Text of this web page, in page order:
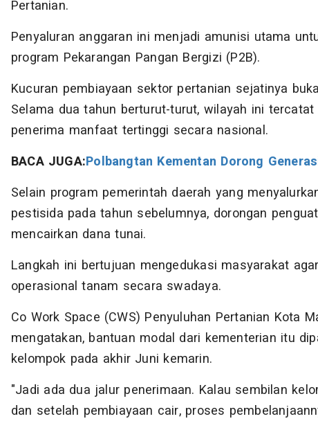
Pertanian.
Penyaluran anggaran ini menjadi amunisi utama
program Pekarangan Pangan Bergizi (P2B).
Kucuran pembiayaan sektor pertanian sejatinya
Selama dua tahun berturut-turut, wilayah ini
penerima manfaat tertinggi secara nasional.
BACA JUGA:Polbangtan Kementan Dorong
Selain program pemerintah daerah yang
pestisida pada tahun sebelumnya, dorongan
mencairkan dana tunai.
Langkah ini bertujuan mengedukasi masyarakat
operasional tanam secara swadaya.
Co Work Space (CWS) Penyuluhan Pertanian Kota
mengatakan, bantuan modal dari kementerian itu
kelompok pada akhir Juni kemarin.
"Jadi ada dua jalur penerimaan. Kalau sembilan
dan setelah pembiayaan cair, proses